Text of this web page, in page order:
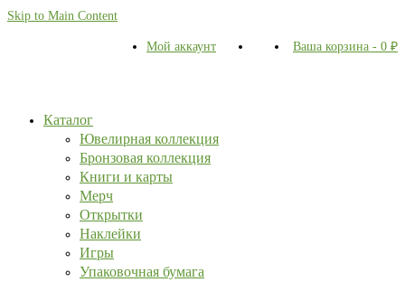
Skip to Main Content
Мой аккаунт Ваша корзина - 0 ₽
Каталог
Ювелирная коллекция
Бронзовая коллекция
Книги и карты
Мерч
Открытки
Наклейки
Игры
Упаковочная бумага